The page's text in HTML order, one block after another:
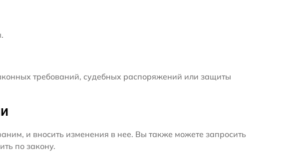
требований, судебных распоряжений или защиты
и вносить изменения в нее. Вы также можете запросить
по закону.